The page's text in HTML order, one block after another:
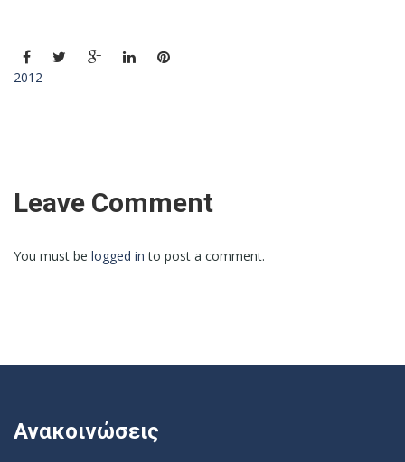
2012
Leave Comment
You must be logged in to post a comment.
Ανακοινώσεις